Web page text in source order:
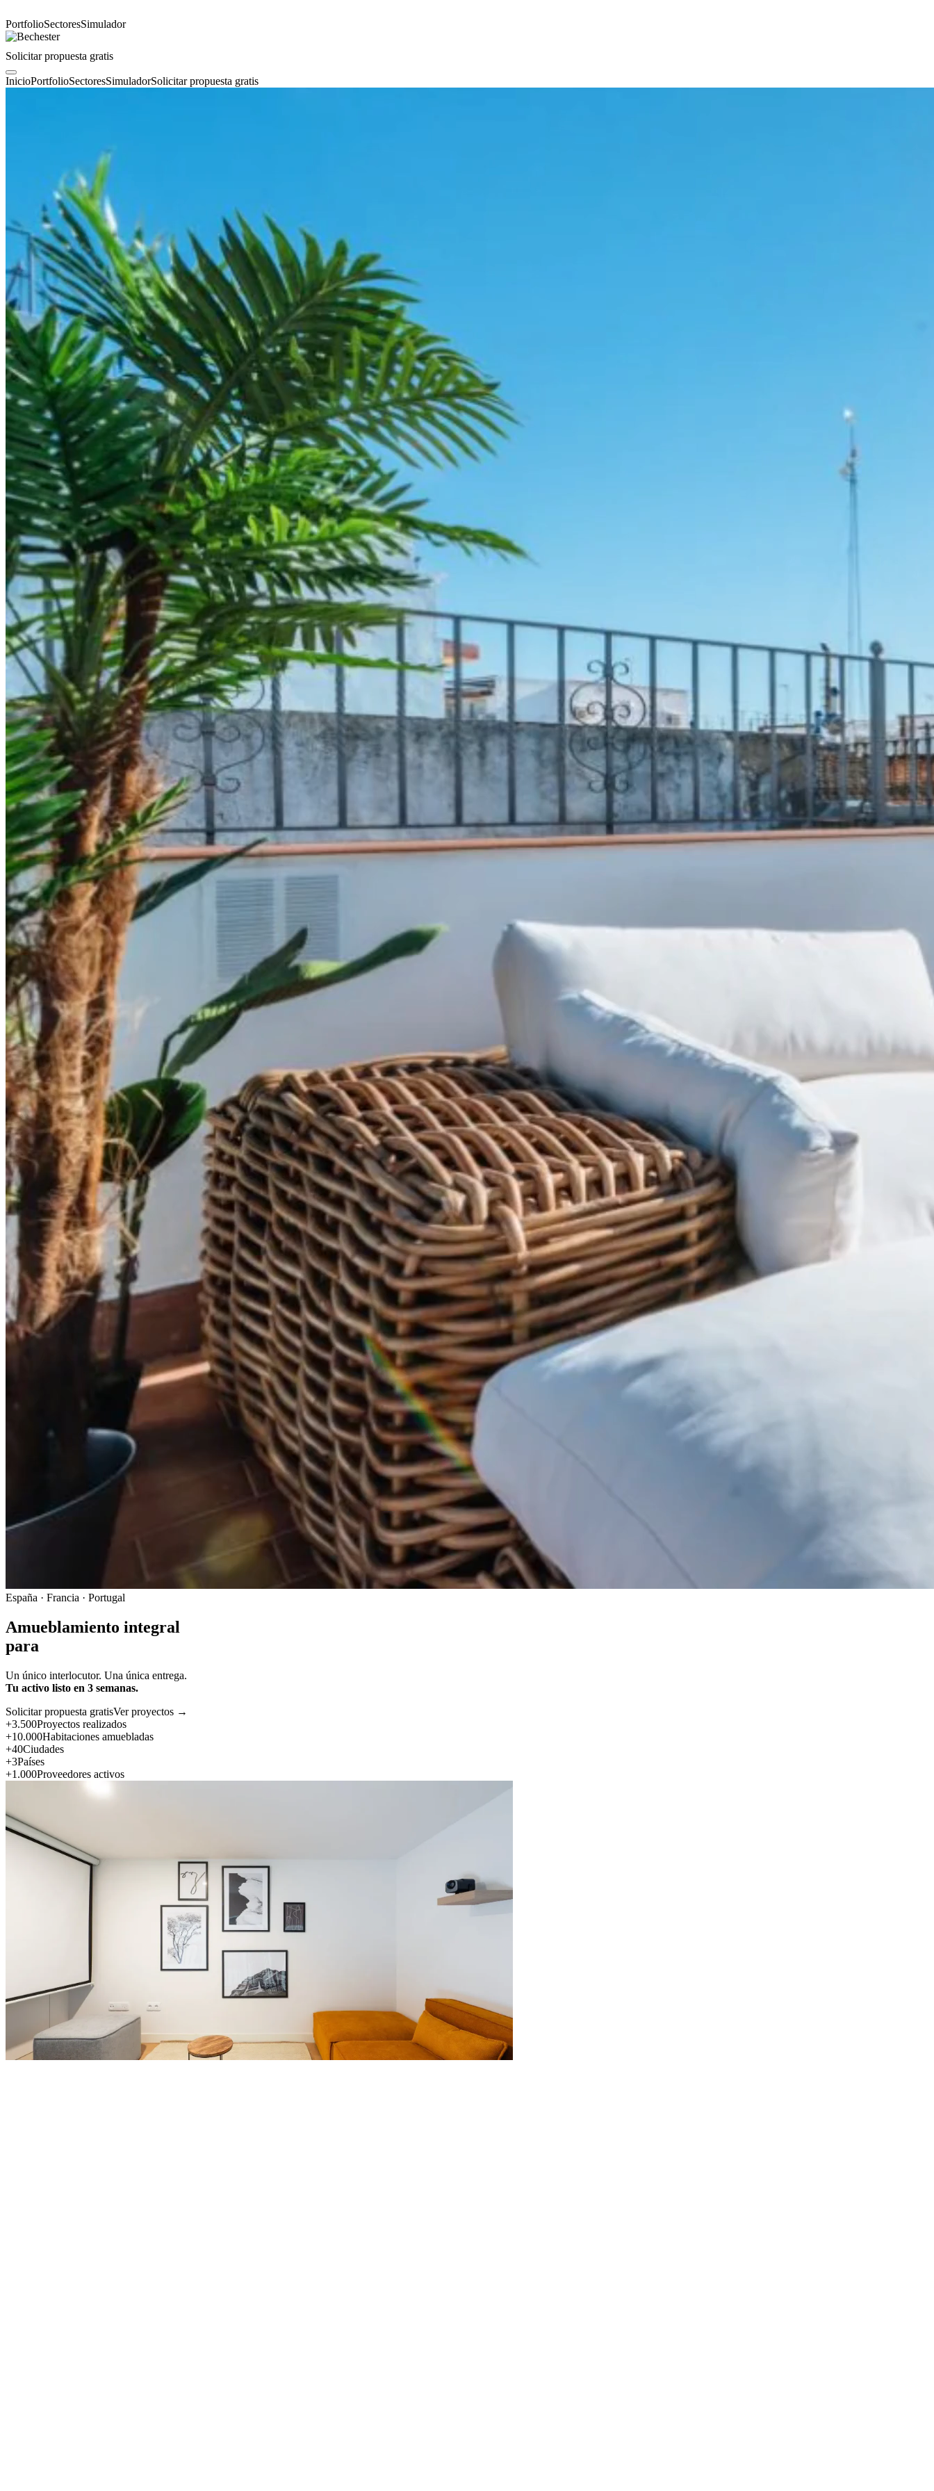
PortfolioSectoresSimulador
Solicitar propuesta gratis
InicioPortfolioSectoresSimuladorSolicitar propuesta gratis
España · Francia · Portugal
Amueblamiento integral
para
Un único interlocutor. Una única entrega.
Tu activo listo en 3 semanas.
Solicitar propuesta gratisVer proyectos →
+3.500Proyectos realizados
+10.000Habitaciones amuebladas
+40Ciudades
+3Países
+1.000Proveedores activos